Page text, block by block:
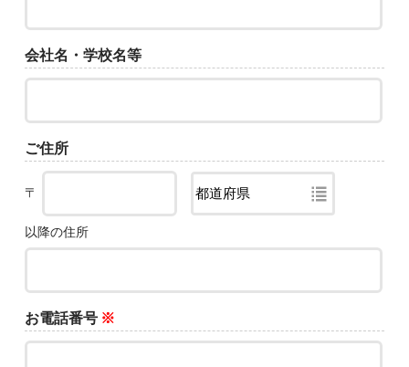
会社名・学校名等
ご住所
〒
以降の住所
お電話番号 ※